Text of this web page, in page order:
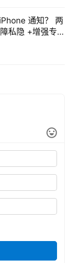
通知？ 两
私隐 +增强专